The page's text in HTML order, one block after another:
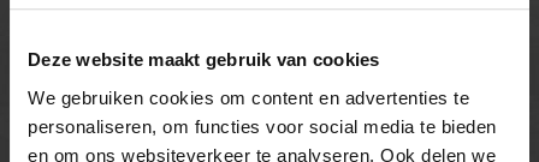
Deze website maakt gebruik van cookies
We gebruiken cookies om content en advertenties te
personaliseren, om functies voor social media te bieden
en om ons websiteverkeer te analyseren. Ook delen we
Cookie beleid
Contact